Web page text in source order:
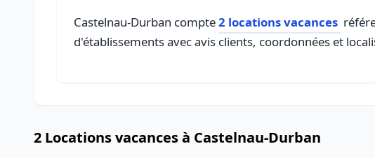
Castelnau-Durban compte2 locations vacances
d'établissements avec avis clients, coordonnées et
2 Locations vacances à Castelnau-Durban